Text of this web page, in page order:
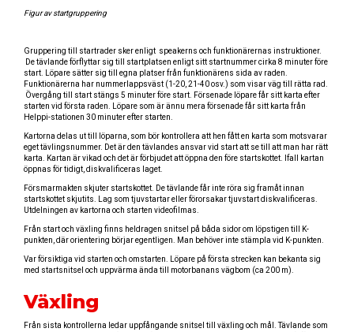
Figur av startgruppering
Gruppering till startrader sker enligt speakerns och funktionärernas instruktioner.
De tävlande förflyttar sig till startplatsen enligt sitt startnummer cirka 8 minuter före
start. Löpare sätter sig till egna platser från funktionärens sida av raden.
Funktionärerna har nummerlappsväst (1-20, 21-40 osv.) som visar väg till rätta rad.
Övergång till start stängs 5 minuter före start. Försenade löpare får sitt karta efter
starten vid första raden. Löpare som är ännu mera försenade får sitt karta från
Helppi-stationen 30 minuter efter starten.
Kartorna delas ut till löparna, som bör kontrollera att hen fått en karta som motsvarar
eget tävlingsnummer. Det är den tävlandes ansvar vid start att se till att man har rätt
karta. Kartan är vikad och det är förbjudet att öppna den före startskottet. Ifall kartan
öppnas för tidigt, diskvalificeras laget.
Försmarmakten skjuter startskottet. De tävlande får inte röra sig framåt innan
startskottet skjutits. Lag som tjuvstartar eller förorsakar tjuvstart diskvalificeras.
Utdelningen av kartorna och starten videofilmas.
Från start och växling finns heldragen snitsel på båda sidor om löpstigen till K-
punkten, där orientering börjar egentligen. Man behöver inte stämpla vid K-punkten.
Var försiktiga vid starten och omstarten. Löpare på första strecken kan bekanta sig
med startsnitsel och uppvärma ända till motorbanans vägbom (ca 200 m).
Växling
Från sista kontrollerna ledar uppfångande snitsel till växling och mål. Tävlande som